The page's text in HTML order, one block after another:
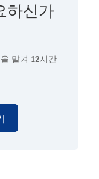
하신가
맡겨 12시간